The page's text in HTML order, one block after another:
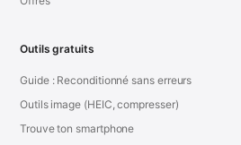
Outils gratuits
Guide : Reconditionné sans erreurs
Outils image (HEIC, compresser)
Trouve ton smartphone